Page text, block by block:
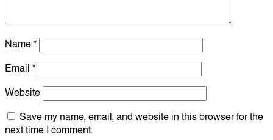
Name*
Email *
Website
Save my name, email, and website in this browser for the
next time I comment.